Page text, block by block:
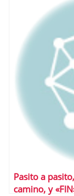
Pasito a
camino, y